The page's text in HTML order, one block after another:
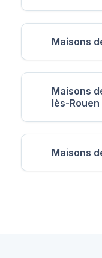
Maisons
Maisons
lès-Rouen
Maisons